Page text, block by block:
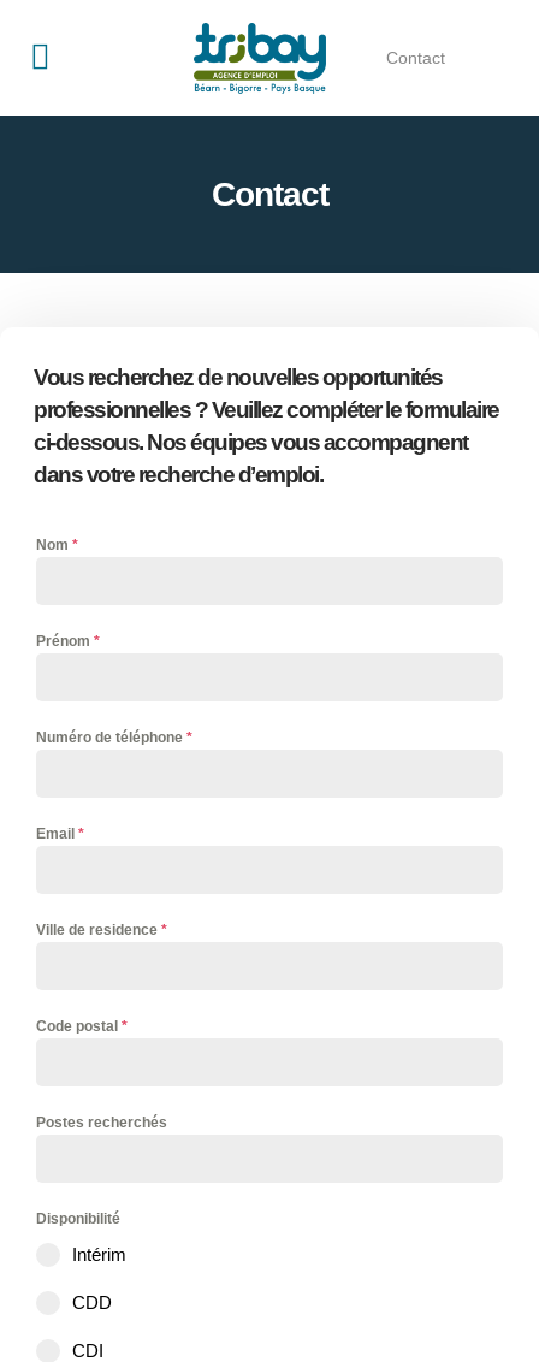
Contact
Contact
Vous recherchez de nouvelles opportunités
professionnelles ? Veuillez compléter le formulaire
ci-dessous. Nos équipes vous accompagnent
dans votre recherche d’emploi.
Nom *
Prénom *
Numéro de téléphone *
Email *
Ville de residence *
Code postal *
Postes recherchés
Disponibilité
Intérim
CDD
CDI